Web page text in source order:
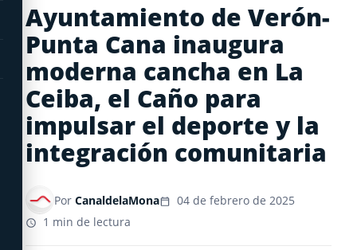
Ayuntamiento de Verón-
Punta Cana inaugura
moderna cancha en La
Ceiba, el Caño para
impulsar el deporte y la
integración comunitaria
Por CanaldelaMona
04 de febrero de 2025
1 min de lectura